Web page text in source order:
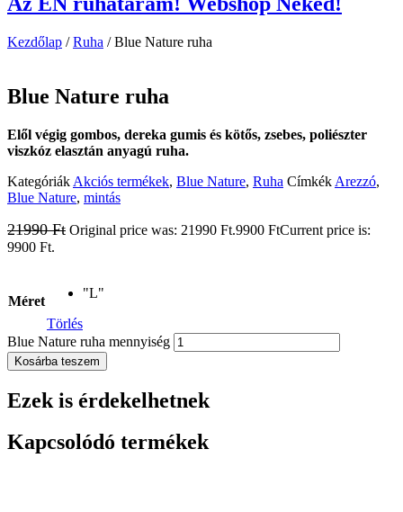
Kezdőlap /Ruha / Blue Nature ruha
Blue Nature ruha
Elől végig gombos, dereka gumis és kötős, zsebes, poliészter
viszkóz elasztán anyagú ruha.
Kategóriák Akciós termékek, Blue Nature, Ruha Címkék Arezzó,
Blue Nature, mintás
21990Ft Original price was: 21990 Ft.9900 FtCurrent price is:
9900 Ft.
Méret
"L"
Törlés
Blue Nature ruha mennyiség
Kosárba teszem
Ezek is érdekelhetnek
Kapcsolódó termékek